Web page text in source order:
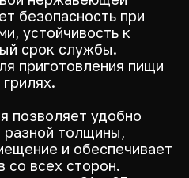
безопасность при
устойчивость к
срок службы.
приготовления пищи
позволяет удобно
толщины,
и обеспечивает
со всех сторон.